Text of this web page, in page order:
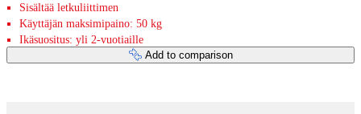
Sisältää letkuliittimen
Käyttäjän maksimipaino: 50 kg
Ikäsuositus: yli 2-vuotiaille
Add to comparison